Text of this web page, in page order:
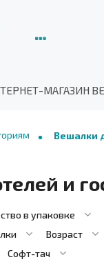
МАГАЗИН
Вешалки
и
в упаковке
Возраст
Софт-тач